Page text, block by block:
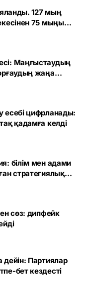
127 мың
75 мыңы
Маңғыстаудың
жаңа
есебі цифрланады:
қадамға келді
білім мен адами
стратегиялық
сөз: дипфейк
Партиялар
бет кездесті